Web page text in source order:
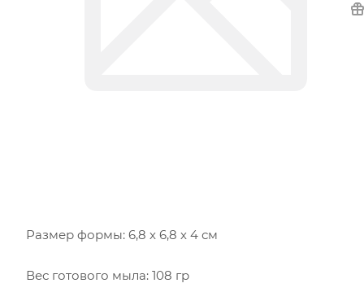
Размер формы: 6,8 х 6,8 х 4 см
Вес готового мыла: 108 гр